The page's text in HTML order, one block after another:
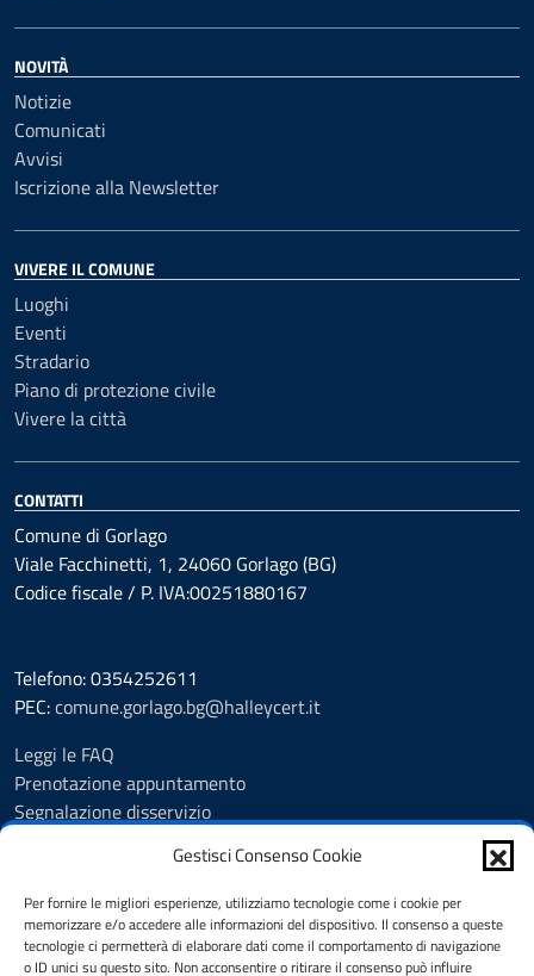
Gestisci Consenso Cookie
Per fornire le migliori esperienze, utilizziamo tecnologie come i cookie per
memorizzare e/o accedere alle informazioni del dispositivo. Il consenso a queste
tecnologie ci permetterà di elaborare dati come il comportamento di navigazione
o ID unici su questo sito. Non acconsentire o ritirare il consenso può influire
NOVITÀ
Notizie
Comunicati
Avvisi
Iscrizione alla Newsletter
VIVERE IL COMUNE
Luoghi
Eventi
Stradario
Piano di protezione civile
Vivere la città
CONTATTI
Comune di Gorlago
Viale Facchinetti, 1, 24060 Gorlago (BG)
Codice fiscale / P. IVA:00251880167
Telefono: 0354252611
PEC:comune.gorlago.bg@halleycert.it
Leggi le FAQ
Prenotazione appuntamento
Segnalazione disservizio
Cookie Policy
Informativa privacy
Dichiarazione di accessibilità